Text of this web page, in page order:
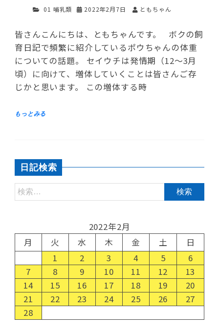
01 哺乳類 2022年2月7日 ともちゃん
皆さんこんにちは、ともちゃんです。 ボクの飼
育日記で頻繁に紹介しているポウちゃんの体重
についての話題。 セイウチは発情期（12～3月
頃）に向けて、増体していくことは皆さんご存
じかと思います。 この増体する時
日記検索
2022年2月
月
火 水 木 金 土
日
1
2 3 4 5
6
7
8 9 10 11 12
13
14
15 16 17 18 19
20
21
22 23 24 25 26
27
28